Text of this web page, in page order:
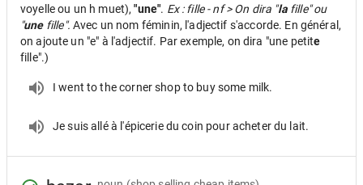
voyelle ou un h muet),"une". Ex : fille - nf > On dira "lafille" ou
"unefille". Avec un nom féminin, l'adjectif s'accorde. En général,
on ajoute un "e" à l'adjectif. Par exemple, on dira "une petite
fille".)
I went to the corner shop to buy some milk.
Je suis allé à l'épicerie du coin pour acheter du lait.